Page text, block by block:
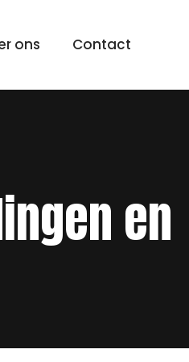
ons Contact
en